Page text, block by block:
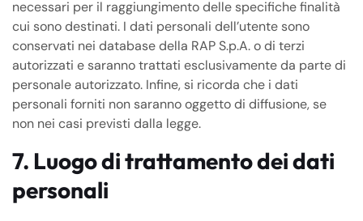
necessari per il raggiungimento delle specifiche finalità
cui sono destinati. I dati personali dell’utente sono
conservati nei database della RAP S.p.A. o di terzi
autorizzati e saranno trattati esclusivamente da parte di
personale autorizzato. Infine, si ricorda che i dati
personali forniti non saranno oggetto di diffusione, se
non nei casi previsti dalla legge.
7. Luogo di trattamento dei dati
personali